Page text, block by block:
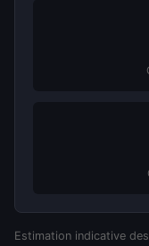
Estimation indicative